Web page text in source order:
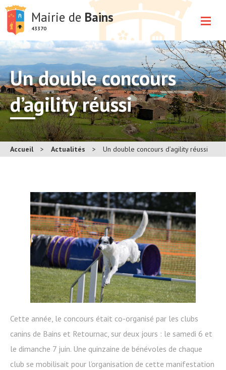
Mairie de Bains
43370
Un double concours
d’agility réussi
Accueil > Actualités > Un double concours d’agility réussi
Cette année, le concours était co-organisé par les clubs
canins de Bains et Retournac, sur deux jours : le samedi 6 et
le dimanche 7 juin. Une quinzaine de bénévoles de chaque
club se mobilisait pour l’organisation de cette manifestation